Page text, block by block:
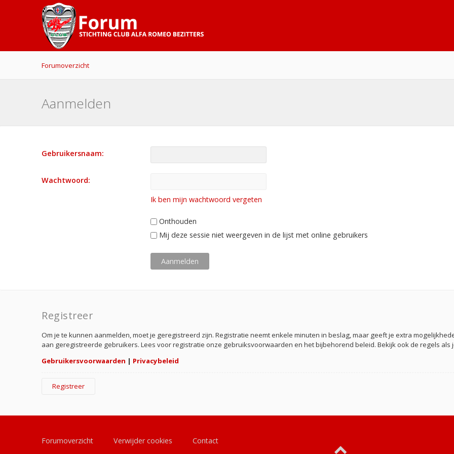
Forumoverzicht
Aanmelden
Gebruikersnaam:
Wachtwoord:
Ik ben mijn wachtwoord vergeten
Onthouden
Mij deze sessie niet weergeven in de lijst met online gebruikers
Registreer
Om je te kunnen aanmelden, moet je geregistreerd zijn. Registratie neemt enkele minuten in beslag, maar geeft je extra
aan geregistreerde gebruikers. Lees voor registratie onze gebruiksvoorwaarden en het bijbehorend beleid. Bekijk ook de regels als
Gebruikersvoorwaarden | Privacybeleid
Registreer
Forumoverzicht Verwijder cookies Contact